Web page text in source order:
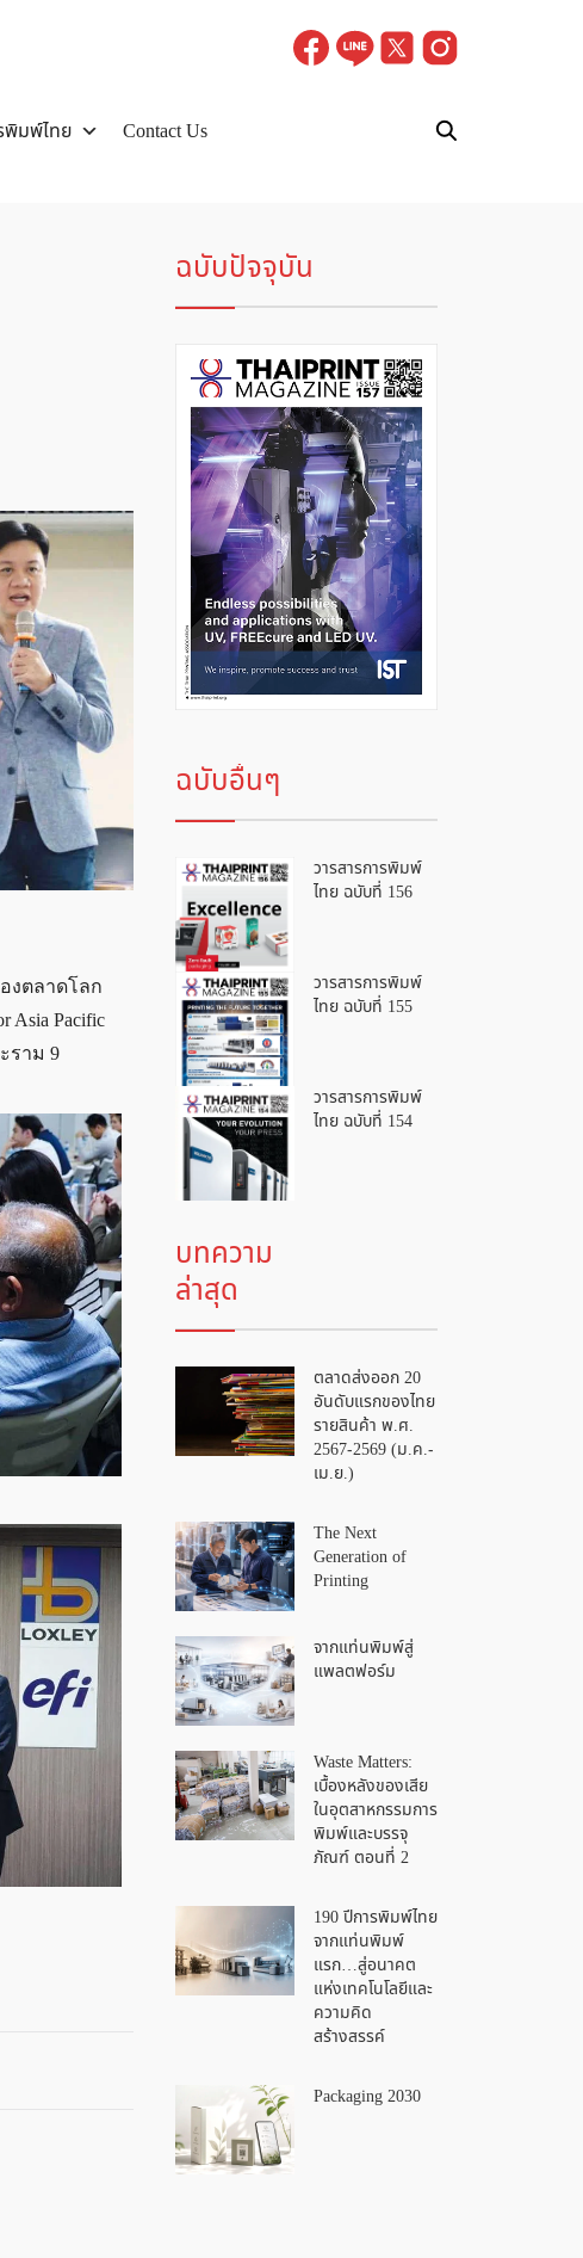
พิมพ์ไทย
Contact Us
งตลาดโลก
Asia Pacific
ราม 9
ฉบับปัจจุบัน
ฉบับอื่นๆ
วารสารการพิมพ์
ไทย ฉบับที่ 156
วารสารการพิมพ์
ไทย ฉบับที่ 155
วารสารการพิมพ์
ไทย ฉบับที่ 154
บทความ
ล่าสุด
ตลาดส่งออก 20
อันดับแรกของไทย
รายสินค้า พ.ศ.
2567-2569 (ม.ค.-
เม.ย.)
The Next
Generation of
Printing
จากแท่นพิมพ์สู่
แพลตฟอร์ม
Waste Matters:
เบื้องหลังของเสีย
ในอุตสาหกรรมการ
พิมพ์และบรรจุ
ภัณฑ์ ตอนที่ 2
190 ปีการพิมพ์ไทย
จากแท่นพิมพ์
แรก…สู่อนาคต
แห่งเทคโนโลยีและ
ความคิด
สร้างสรรค์
Packaging 2030